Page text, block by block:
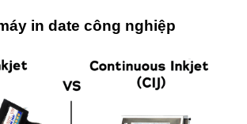
in date công nghiệp